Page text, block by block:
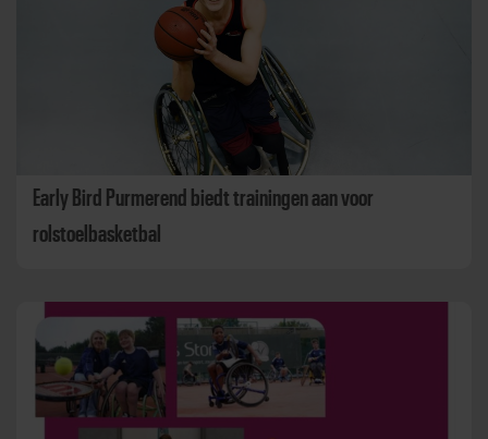
Early Bird Purmerend biedt trainingen aan voor
rolstoelbasketbal